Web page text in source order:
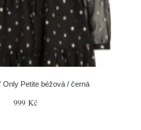
Only Petite béžová / černá
999 Kč